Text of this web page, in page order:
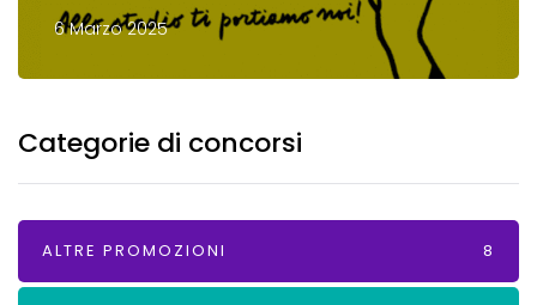
6 Marzo 2025
Categorie di concorsi
ALTRE PROMOZIONI 8